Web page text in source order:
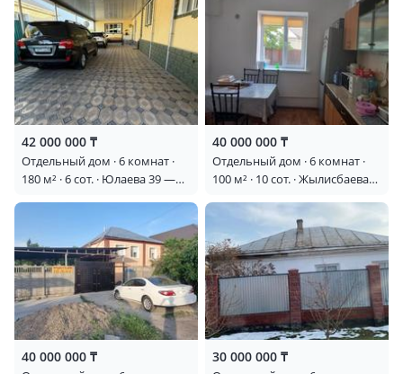
42 000 000 ₸
Отдельный дом · 6 комнат ·
180 м² · 6 сот. · Юлаева 39 —
40 000 000 ₸
Отдельный дом · 6 комнат ·
100 м² · 10 сот. · Жылисбаева
40 000 000 ₸ 30 000 000 ₸